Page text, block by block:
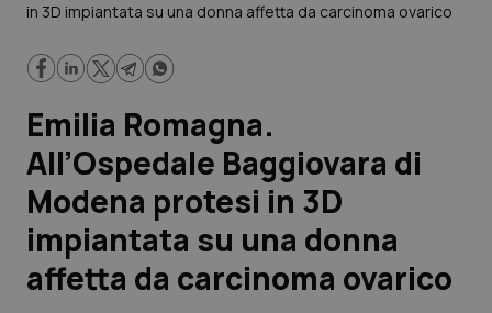
Regioni e Asl
Lavoro e Professioni
Scienza e Farmaci
Studi e Analisi
Lettere al direttore
in 3D impiantata su una donna affetta da carcinoma ovarico
Emilia Romagna.
All’Ospedale Baggiovara di
Modena protesi in 3D
impiantata su una donna
affetta da carcinoma ovarico